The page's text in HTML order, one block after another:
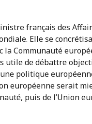
français des
Elle se
la Communauté
utile de débattre
politique
européenne serait
puis de l’Union